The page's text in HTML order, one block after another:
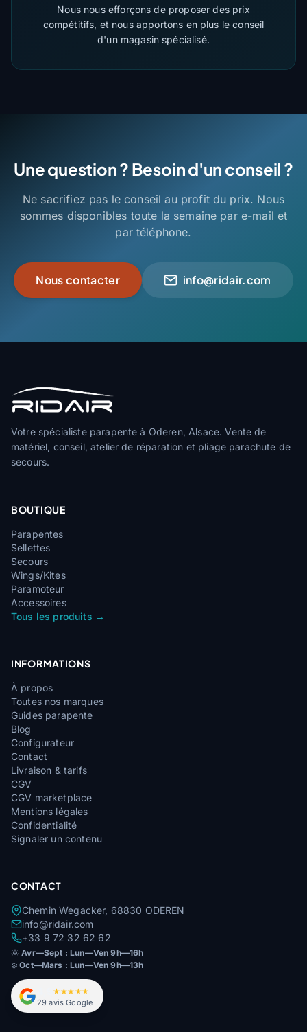
Nous nous efforçons de proposer des prix
compétitifs, et nous apportons en plus le conseil
d'un magasin spécialisé.
Une question ? Besoin d'un conseil ?
Ne sacrifiez pas le conseil au profit du prix. Nous
sommes disponibles toute la semaine par e-mail et
par téléphone.
Nous contacter info@ridair.com
Votre spécialiste parapente à Oderen, Alsace. Vente de
matériel, conseil, atelier de réparation et pliage parachute de
secours.
BOUTIQUE
Parapentes
Sellettes
Secours
Wings/Kites
Paramoteur
Accessoires
Tous les produits →
INFORMATIONS
À propos
Toutes nos marques
Guides parapente
Blog
Configurateur
Contact
Livraison & tarifs
CGV
CGV marketplace
Mentions légales
Confidentialité
Signaler un contenu
CONTACT
Chemin Wegacker, 68830 ODEREN
info@ridair.com
+33 9 72 32 62 62
🌞Avr—Sept : Lun—Ven 9h—16h
❄️Oct—Mars : Lun—Ven 9h—13h
★★★★★
29 avis Google